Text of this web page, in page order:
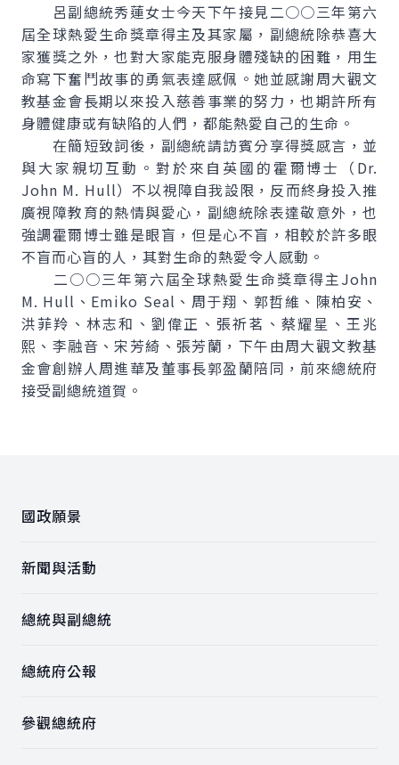
呂副總統秀蓮女士今天下午接見二○○三年第六
屆全球熱愛生命獎章得主及其家屬，副總統除恭喜大
家獲獎之外，也對大家能克服身體殘缺的困難，用生
命寫下奮鬥故事的勇氣表達感佩。她並感謝周大觀文
教基金會長期以來投入慈善事業的努力，也期許所有
身體健康或有缺陷的人們，都能熱愛自己的生命。
在簡短致詞後，副總統請訪賓分享得獎感言，並
與大家親切互動。對於來自英國的霍爾博士（Dr.
John M. Hull）不以視障自我設限，反而終身投入推
廣視障教育的熱情與愛心，副總統除表達敬意外，也
強調霍爾博士雖是眼盲，但是心不盲，相較於許多眼
不盲而心盲的人，其對生命的熱愛令人感動。
二○○三年第六屆全球熱愛生命獎章得主John
M. Hull、Emiko Seal、周于翔、郭哲維、陳柏安、
洪菲羚、林志和、劉偉正、張祈茗、蔡耀星、王兆
熙、李融音、宋芳綺、張芳蘭，下午由周大觀文教基
金會創辦人周進華及董事長郭盈蘭陪同，前來總統府
接受副總統道賀。
國政願景
新聞與活動
總統與副總統
總統府公報
參觀總統府